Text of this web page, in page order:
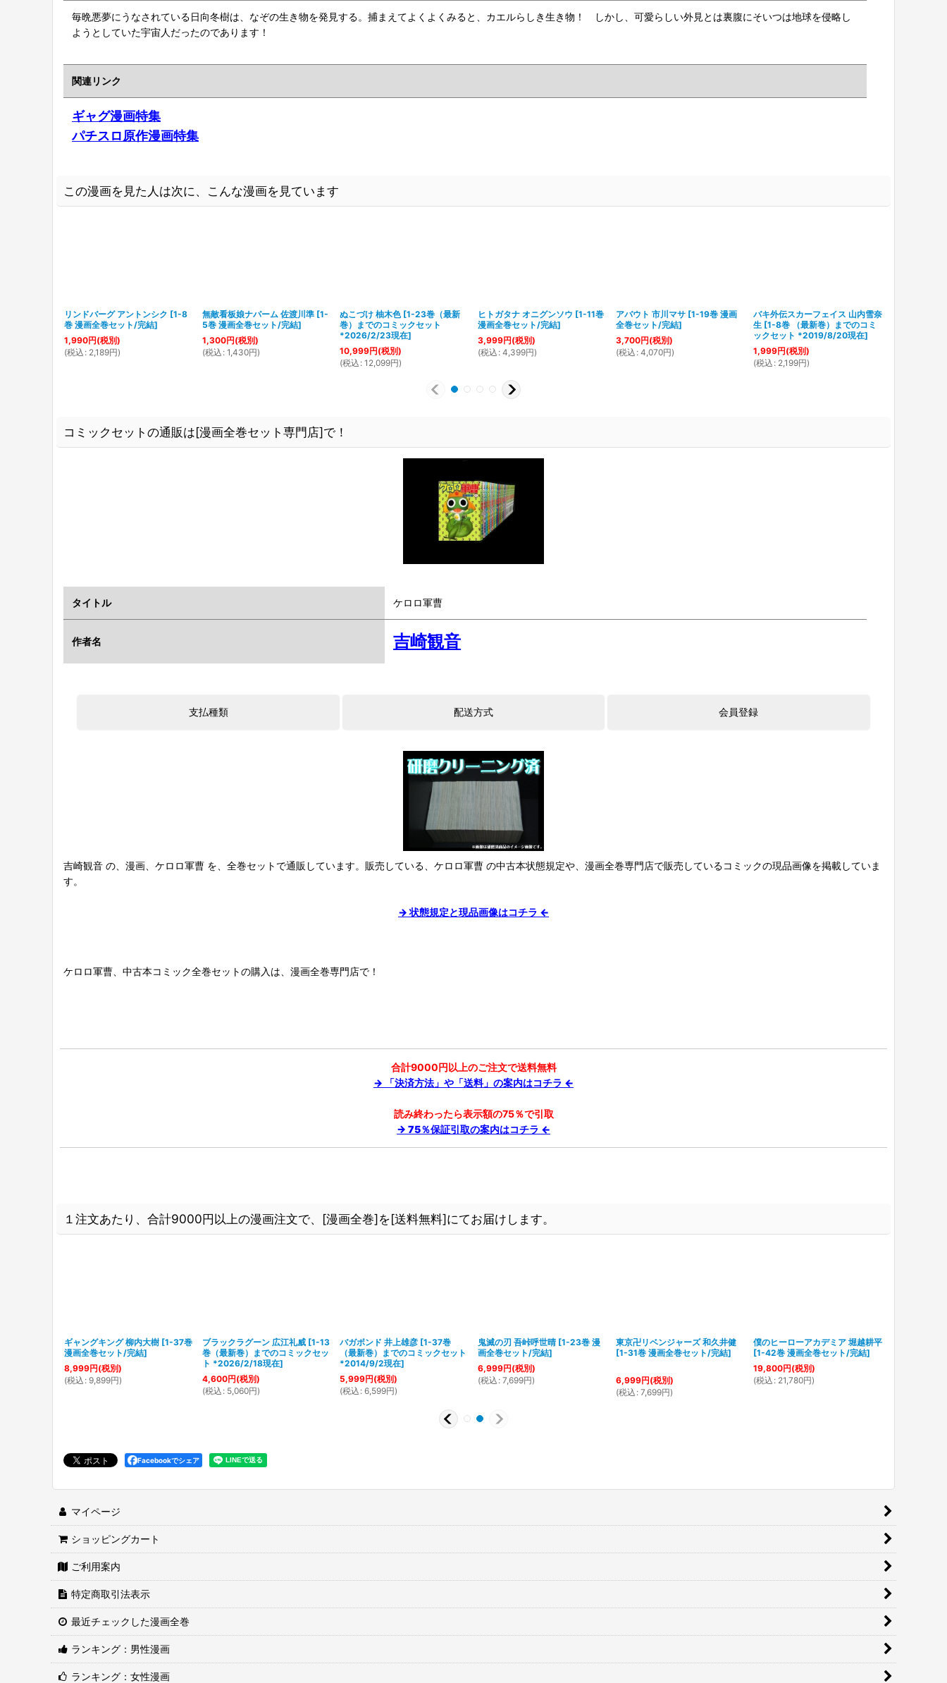
毎晩悪夢にうなされている日向冬樹は、なぞの生き物を発見する。捕まえてよくよくみると、カエルらしき生き物！ しかし、可愛らしい外見とは裏腹にそいつは地球を侵略し
ようとしていた宇宙人だったのであります！
関連リンク
ギャグ漫画特集
パチスロ原作漫画特集
この漫画を見た人は次に、こんな漫画を見ています
リンドバーグ アントンシク [1-8
巻 漫画全巻セット/完結]
1,990円(税別)
(税込 : 2,189円)
無敵看板娘ナパーム 佐渡川準 [1-
5巻 漫画全巻セット/完結]
1,300円(税別)
(税込 : 1,430円)
ぬこづけ 柚木色 [1-23巻（最新
巻）までのコミックセット
*2026/2/23現在]
10,999円(税別)
(税込 : 12,099円)
ヒトガタナ オニグンソウ [1-11巻
漫画全巻セット/完結]
3,999円(税別)
(税込 : 4,399円)
アバウト 市川マサ [1-19巻 漫画
全巻セット/完結]
3,700円(税別)
(税込 : 4,070円)
バキ外伝スカーフェイス 山内雪奈
生 [1-8巻 （最新巻）までのコミ
ックセット *2019/8/20現在]
1,999円(税別)
(税込 : 2,199円)
コミックセットの通販は[漫画全巻セット専門店]で！
タイトル ケロロ軍曹
作者名 吉崎観音
吉崎観音 の、漫画、ケロロ軍曹 を、全巻セットで通販しています。販売している、ケロロ軍曹 の中古本状態規定や、漫画全巻専門店で販売しているコミックの現品画像を掲載していま
す。
→ 状態規定と現品画像はコチラ ←
ケロロ軍曹、中古本コミック全巻セットの購入は、漫画全巻専門店で！
合計9000円以上のご注文で送料無料
→ 「決済方法」や「送料」の案内はコチラ ←
読み終わったら表示額の75％で引取
→ 75％保証引取の案内はコチラ ←
１注文あたり、合計9000円以上の漫画注文で、[漫画全巻]を[送料無料]にてお届けします。
ギャングキング 柳内大樹 [1-37巻
漫画全巻セット/完結]
8,999円(税別)
(税込 : 9,899円)
ブラックラグーン 広江礼威 [1-13
巻（最新巻）までのコミックセッ
ト *2026/2/18現在]
4,600円(税別)
(税込 : 5,060円)
バガボンド 井上雄彦 [1-37巻
（最新巻）までのコミックセット
*2014/9/2現在]
5,999円(税別)
(税込 : 6,599円)
鬼滅の刃 吾峠呼世晴 [1-23巻 漫
画全巻セット/完結]
6,999円(税別)
(税込 : 7,699円)
東京卍リベンジャーズ 和久井健
[1-31巻 漫画全巻セット/完結]
6,999円(税別)
(税込 : 7,699円)
僕のヒーローアカデミア 堀越耕平
[1-42巻 漫画全巻セット/完結]
19,800円(税別)
(税込 : 21,780円)
Facebookでシェア
マイページ
ショッピングカート
ご利用案内
特定商取引法表示
最近チェックした漫画全巻
ランキング：男性漫画
ランキング：女性漫画